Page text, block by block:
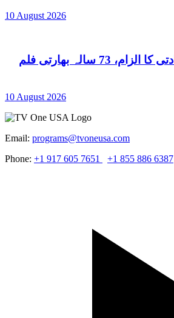
10 August 2026
اداکارہ سے مبینہ زیادتی کا الزام، 73 سالہ بھارتی فلم
10 August 2026
Email: programs@tvoneusa.com
Phone: +1 917 605 7651 +1 855 886 6387